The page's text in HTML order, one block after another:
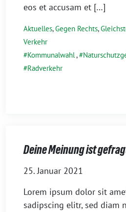
eos et accusam et […]
Aktuelles,Gegen Rechts,
Verkehr
Kommunalwahl,
Radverkehr
Deine Meinung ist
25. Januar 2021
Lorem ipsum dolor sit
sadipscing elitr, sed diam